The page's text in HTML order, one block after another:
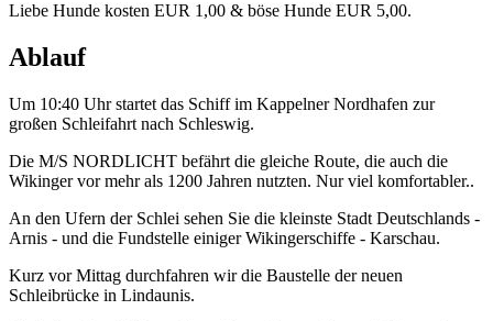
Liebe Hunde kosten EUR 1,00 & böse Hunde EUR 5,00.
Ablauf
Um 10:40 Uhr startet das Schiff im Kappelner Nordhafen zur
großen Schleifahrt nach Schleswig.
Die M/S NORDLICHT befährt die gleiche Route, die auch die
Wikinger vor mehr als 1200 Jahren nutzten. Nur viel komfortabler..
An den Ufern der Schlei sehen Sie die kleinste Stadt Deutschlands -
Arnis - und die Fundstelle einiger Wikingerschiffe - Karschau.
Kurz vor Mittag durchfahren wir die Baustelle der neuen
Schleibrücke in Lindaunis.